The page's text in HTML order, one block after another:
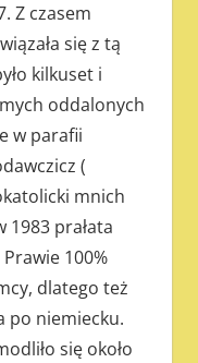
Z czasem
się z tą
kilkuset i
oddalonych
w parafii
(
mnich
prałata
100%
dlatego też
po niemiecku.
się około